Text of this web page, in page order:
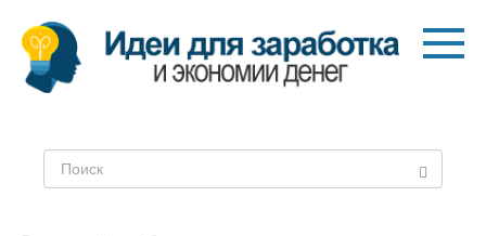
Перейти
контенту